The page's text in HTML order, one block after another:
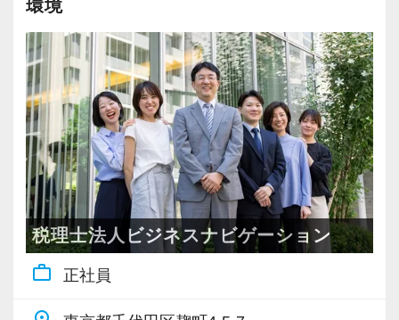
● 税理士補助業務（決算書、申告書の作成補
助）
● ファイナンスアドバイザリー業務：クライア
ントの買収・合併プロジェクトにおける財務面
でのアドバイスやデューデリジェンス業務
● 融資や資金調達などの財務コンサルティン
グ：資金調達のための戦略立案や、融資プロセ
スのサポート業務財務視点での経営指導。
● クライアントと共に未来を考える事業計画作
成支援業務：事業拡大や新規事業立ち上げに向
けた計画を策定し、実現に向けた伴走支援業務
● IPOを目指すクライアントへの伴走支援業務：
◎対面のコミュニケーションを大切にしたい方
◎キャリアUP＆年収UPを実現したい方
《入社後の流れ》
まずは使用しているシステムの把握と基本の入
力業務からスタートしていただきます。
並行して先輩と一緒に訪問同行しながらお客様
との接し方・商談のポイントなどをOJT形式で
学んでいただく流れです。
未経験の場合は独り立ちまで2年ほどを目安にし
ンティブを支給しています。
頑張るほど収入もUP！
中には固定給＋20万～40万円のインセンティブ
をほぼ毎月受け取っている人もいますよ♪
具体的なやり方にこうしなければならないとい
った決まりはなく、電話やDMによる新規開拓・
金融機関などからのご紹介やサービス拡充によ
る顧問料の値上げ交渉など…
各々の強みを活かせる方法でOK！
ただ、これらはあくまで個別の成果として固定
労基法を完全遵守し、残業代は1分単位で全額支
給。
年功序列はなく、業務の品質や貢献度を正当に
評価して大幅な昇給で応えます。
お互いに助け合う文化があり、フラットで人間
関係のストレスがない職場です。
4.【資格取得支援】税理士資格取得を本気で応
援！最大6日間の試験休暇制度
「働きながら税理士を目指したい」という方を
全力でサポートするため、試験休暇制度を設け
環境
税理士法人ビジネスナビゲーション
work_outline 正社員